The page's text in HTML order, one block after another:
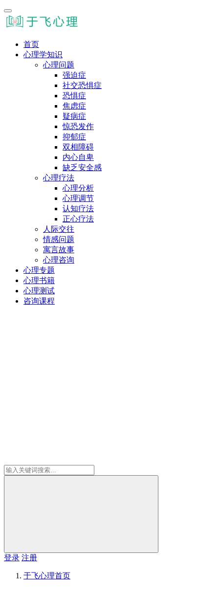
首页
心理学知识
心理问题
强迫症
社交恐惧症
恐惧症
焦虑症
疑病症
惊恐发作
抑郁症
双相障碍
内心自卑
缺乏安全感
心理疗法
心理分析
心理调节
认知疗法
正心疗法
人际交往
情感问题
寓言故事
心理咨询
心理专题
心理书籍
心理测试
咨询课程
登录 注册
于飞心理首页